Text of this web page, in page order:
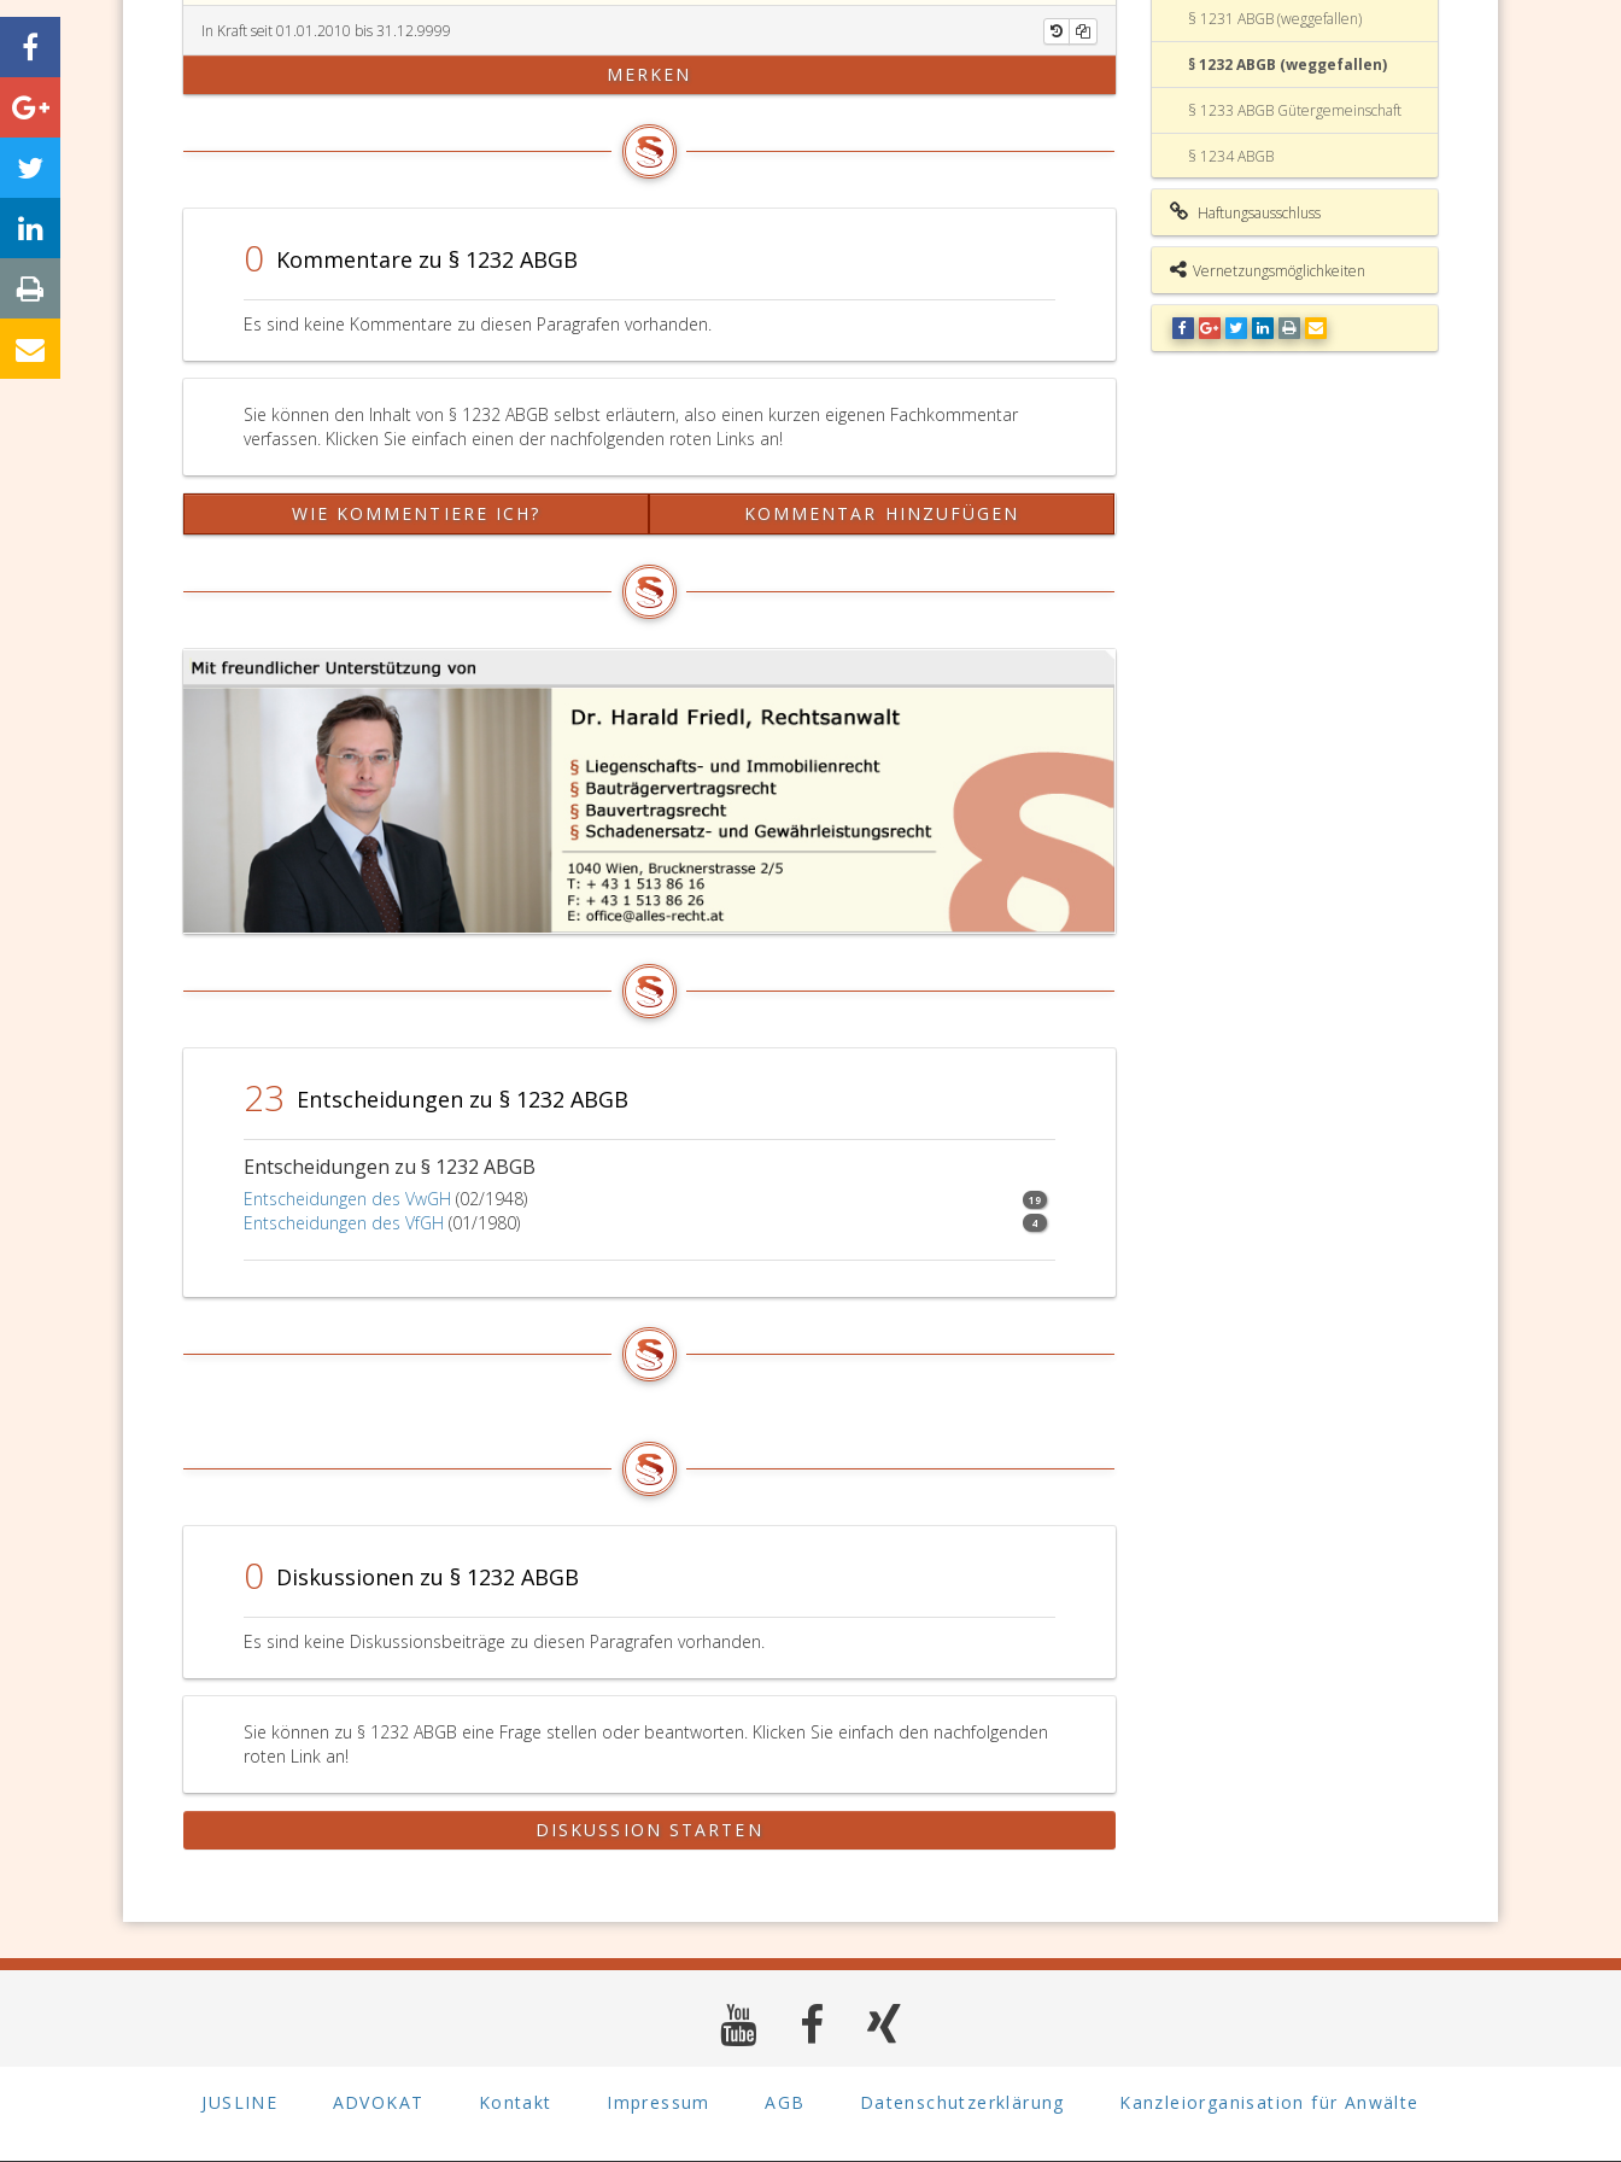
In Kraft seit 01.01.2010 bis 31.12.9999
MERKEN
0 Kommentare zu § 1232 ABGB
Es sind keine Kommentare zu diesen Paragrafen vorhanden.
Sie können den Inhalt von § 1232 ABGB selbst erläutern, also einen kurzen eigenen Fachkommentar
verfassen. Klicken Sie einfach einen der nachfolgenden roten Links an!
WIE KOMMENTIERE ICH? KOMMENTAR HINZUFÜGEN
23 Entscheidungen zu § 1232 ABGB
Entscheidungen zu § 1232 ABGB
Entscheidungen des VwGH (02/1948) 19
Entscheidungen des VfGH (01/1980) 4
0 Diskussionen zu § 1232 ABGB
Es sind keine Diskussionsbeiträge zu diesen Paragrafen vorhanden.
Sie können zu § 1232 ABGB eine Frage stellen oder beantworten. Klicken Sie einfach den nachfolgenden
roten Link an!
DISKUSSION STARTEN
§ 1231 ABGB (weggefallen)
§ 1232 ABGB (weggefallen)
§ 1233 ABGB Gütergemeinschaft
§ 1234 ABGB
§ 1235 ABGB
§ 1236 ABGB
§ 1237 ABGB Gesetzlicher
ehelicher Güterstand
§ 1238 ABGB (weggefallen)
Haftungsausschluss
Vernetzungsmöglichkeiten
JUSLINE ADVOKAT Kontakt Impressum AGB Datenschutzerklärung Kanzleiorganisation für Anwälte